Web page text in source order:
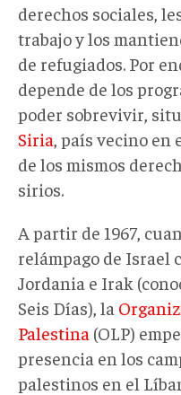
derechos sociales,
trabajo y los
de refugiados. Por
depende de los
poder sobrevivir,
Siria , país vecino
de los mismos
sirios.
A partir de 1967,
relámpago de Israel
Jordania e Irak
Seis Días), la
Palestina (OLP)
presencia en los
palestinos en el